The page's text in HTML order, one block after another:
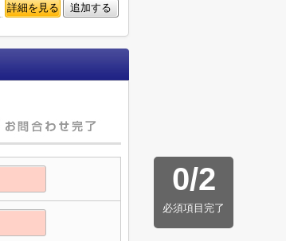
詳細を見る 追加する
0/2
必須項目完了